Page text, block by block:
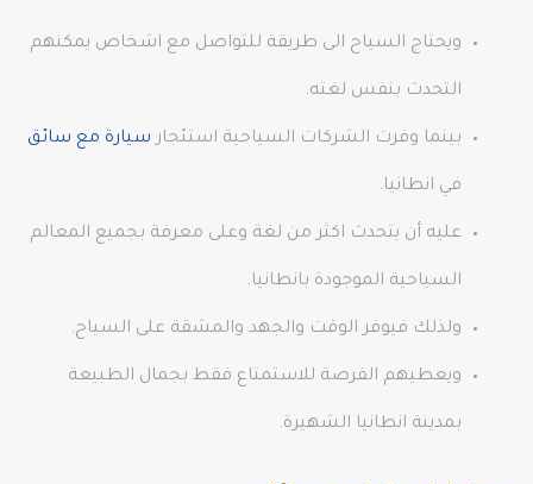
ويحتاج السياح الى طريقة للتواصل مع اشخاص يمكنهم
التحدث بنفس لغته.
بينما وفرت الشركات السياحية استئجار سيارة مع سائق
في انطانيا.
عليه أن يتحدث اكثر من لغة وعلى معرفة بجميع المعالم
السياحية الموجودة بانطانيا.
ولذلك فيوفر الوقت والجهد والمشقة على السياح.
ويعطيهم الفرصة للاستمتاع فقط بجمال الطبيعة
بمدينة انطانيا الشهيرة.